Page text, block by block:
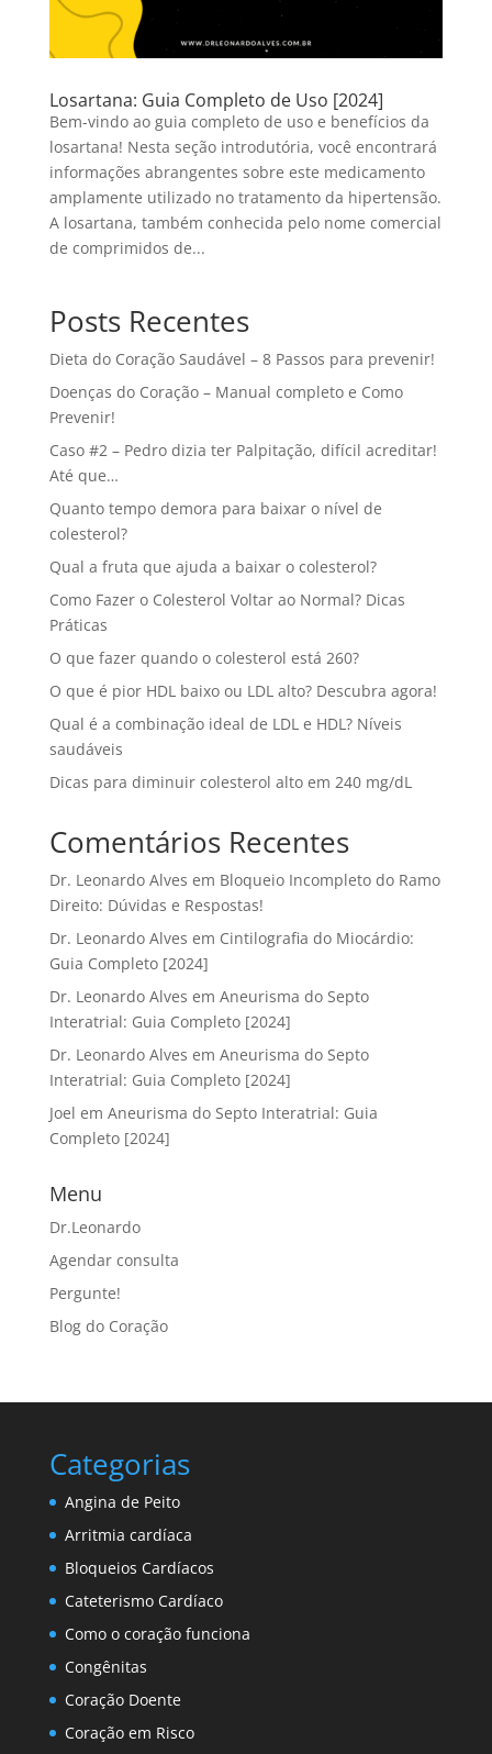
Losartana: Guia Completo de Uso [2024]
Bem-vindo ao guia completo de uso e benefícios da
losartana! Nesta seção introdutória, você encontrará
informações abrangentes sobre este medicamento
amplamente utilizado no tratamento da hipertensão.
A losartana, também conhecida pelo nome comercial
de comprimidos de...
Posts Recentes
Dieta do Coração Saudável – 8 Passos para prevenir!
Doenças do Coração – Manual completo e Como
Prevenir!
Caso #2 – Pedro dizia ter Palpitação, difícil acreditar!
Até que…
Quanto tempo demora para baixar o nível de
colesterol?
Qual a fruta que ajuda a baixar o colesterol?
Como Fazer o Colesterol Voltar ao Normal? Dicas
Práticas
O que fazer quando o colesterol está 260?
O que é pior HDL baixo ou LDL alto? Descubra agora!
Qual é a combinação ideal de LDL e HDL? Níveis
saudáveis
Dicas para diminuir colesterol alto em 240 mg/dL
Comentários Recentes
Dr. Leonardo Alves em Bloqueio Incompleto do Ramo
Direito: Dúvidas e Respostas!
Dr. Leonardo Alves em Cintilografia do Miocárdio:
Guia Completo [2024]
Dr. Leonardo Alves em Aneurisma do Septo
Interatrial: Guia Completo [2024]
Dr. Leonardo Alves em Aneurisma do Septo
Interatrial: Guia Completo [2024]
Joel em Aneurisma do Septo Interatrial: Guia
Completo [2024]
Menu
Dr.Leonardo
Agendar consulta
Pergunte!
Blog do Coração
Categorias
Angina de Peito
Arritmia cardíaca
Bloqueios Cardíacos
Cateterismo Cardíaco
Como o coração funciona
Congênitas
Coração Doente
Coração em Risco